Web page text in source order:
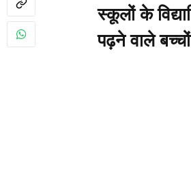
स्कूलों के
पढ़ने वाले